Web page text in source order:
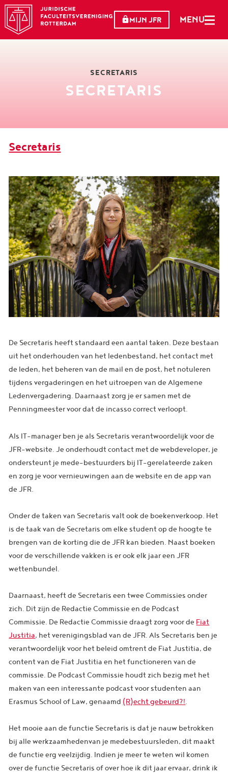
MIJN JFR MENU
SECRETARIS
SECRETARIS
Secretaris
De Secretaris heeft standaard een aantal taken. Deze bestaan
uit het onderhouden van het ledenbestand, het contact met
de leden, het beheren van de mail en de post, het notuleren
tijdens vergaderingen en het uitroepen van de Algemene
Ledenvergadering. Daarnaast zorg je er samen met de
Penningmeester voor dat de incasso correct verloopt.
Als IT-manager ben je als Secretaris verantwoordelijk voor de
JFR-website. Je onderhoudt contact met de webdeveloper, je
ondersteunt je mede-bestuurders bij IT-gerelateerde zaken
en zorg je voor vernieuwingen aan de website en de app van
de JFR.
Onder de taken van Secretaris valt ook de boekenverkoop. Het
is de taak van de Secretaris om elke student op de hoogte te
brengen van de korting die de JFR kan bieden. Naast boeken
voor de verschillende vakken is er ook elk jaar een JFR
wettenbundel.
Daarnaast, heeft de Secretaris een twee Commissies onder
zich. Dit zijn de Redactie Commissie en de Podcast
Commissie. De Redactie Commissie draagt zorg voor de Fiat
Justitia, het verenigingsblad van de JFR. Als Secretaris ben je
verantwoordelijk voor het beleid omtrent de Fiat Justitia, de
content van de Fiat Justitia en het functioneren van de
commissie. De Podcast Commissie houdt zich bezig met het
maken van een interessante podcast voor studenten aan
Erasmus School of Law, genaamd (R)echt gebeurd?!.
Het mooie aan de functie Secretaris is dat je nauw betrokken
bij alle werkzaamhedenvan je medebestuursleden, dit maakt
de functie erg veelzijdig. Indien je meer te weten wil komen
over de functie Secretaris of over hoe ik dit jaar ervaar, drink ik